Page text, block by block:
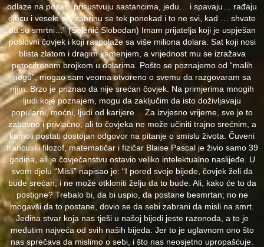
odlaze na posao, prisustvuju sastancima, jedu… i spavaju… rađaju
djecu i vesele se, zabrinu se tek ponekad i to ne svi, kad … shvate
da su smrtni…” (Selenić Slobodan) Imam prijatelja koji je uspješan
poslovni čovjek i koji raspolaže sa više miliona dolara. Sat koji nosi
blista zlatom i dragim kamenjem, a vrijednost mu se izražava
petocifrenom brojkom u dolarima. Pošto se poznajemo od “malih
nogu”, mogao sam veoma otvoreno o svemu da razgovaram sa
njim. Brzo je priznao da nije srećan čovjek. Na primjerima mnogih
ljudi koje poznajem, mogu da zaključim da isto doživljavaju
popularni, moćni, ljudi od karijere… Za izvjesno vrijeme, sve je to
zabavno i privlačno, ali to čovjeka ne može učiniti trajno srećnim, a
kamoli postati dostojan odgovor na pitanje o smislu života. Čuveni
francuski filozof, matematičar i fizičar Blaise Pascal je živio samo 39
godina, ali je čovječanstvu ostavio veliko intelektualno naslijeđe. U
svom djelu “Misli” napisao je: “I pored svoje bijede, čovjek želi da
bude srećan, i ne može otkloniti želju da to bude. Ali, kako će to da
postigne? Trebalo bi, da bi uspio, da postane besmrtan; no ne
mogavši da to postane, dovio se da sebi zabrani da misli na smrt.
Jedina stvar koja nas tješi u našoj bijedi jeste razonoda, a to je
međutim najveća od svih naših bijeda. Jer to je uglavnom ono što
nas sprečava da mislimo o sebi, i što nas neosjetno upropašćuje.